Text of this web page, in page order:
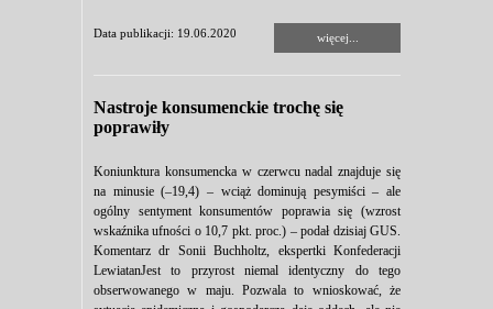
Data publikacji: 19.06.2020 więcej...
Nastroje konsumenckie trochę się
poprawiły
Koniunktura konsumencka w czerwcu nadal znajduje się
na minusie (–19,4) – wciąż dominują pesymiści – ale
ogólny sentyment konsumentów poprawia się (wzrost
wskaźnika ufności o 10,7 pkt. proc.) – podał dzisiaj GUS.
Komentarz dr Sonii Buchholtz, ekspertki Konfederacji
LewiatanJest to przyrost niemal identyczny do tego
obserwowanego w maju. Pozwala to wnioskować, że